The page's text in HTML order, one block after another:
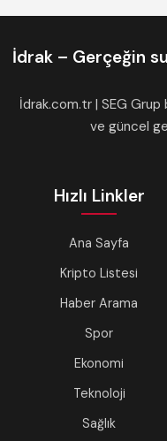
İdrak – Gerçeğin
İdrak.com.tr | SEG Grup
ve güncel
Hızlı Linkler
Ana Sayfa
Kripto Listesi
Haber Arama
Spor
Ekonomi
Teknoloji
Sağlık